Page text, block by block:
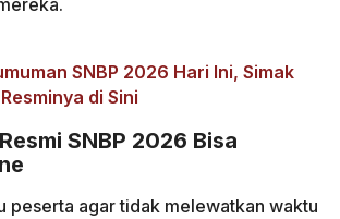
SNBP 2026 Hari Ini, Simak
di Sini
SNBP 2026 Bisa
peserta agar tidak melewatkan waktu